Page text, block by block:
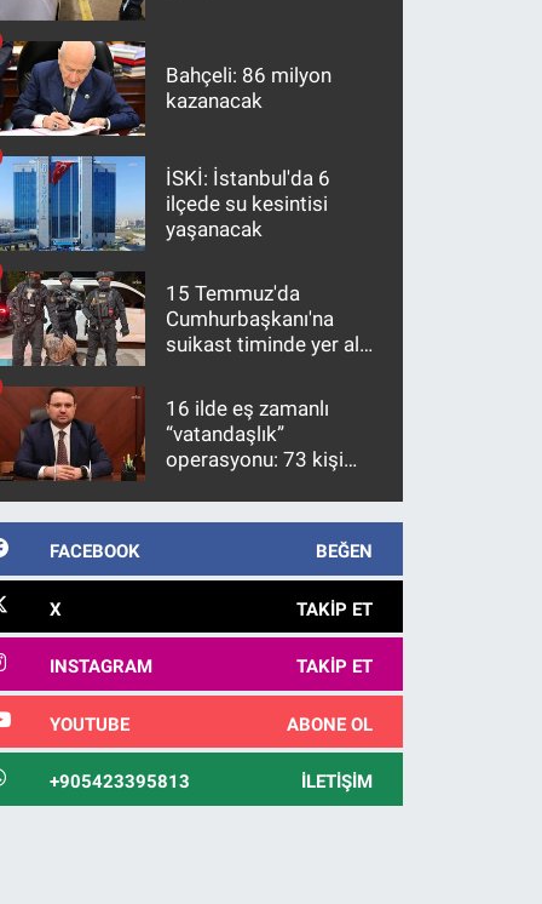
Bahçeli: 86 milyon
kazanacak
İSKİ: İstanbul'da 6
ilçede su kesintisi
yaşanacak
15 Temmuz'da
Cumhurbaşkanı'na
suikast timinde yer alan
10 yıl sonra yakalandı
16 ilde eş zamanlı
“vatandaşlık”
operasyonu: 73 kişi
FACEBOOK BEĞEN
X TAKIP ET
INSTAGRAM TAKIP ET
YOUTUBE ABONE OL
+905423395813 İLETIŞIM